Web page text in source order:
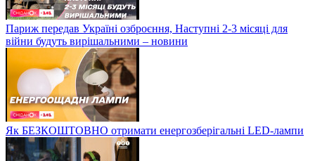
Париж передав Україні озброєння, Наступні 2-3 місяці для
війни будуть вирішальними – новини
Як БЕЗКОШТОВНО отримати енергозберігальні LED-лампи